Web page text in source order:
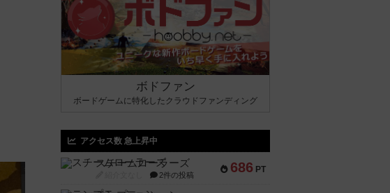
ボドファン
ボードゲームに特化したクラウドファンディング
アクセス数 急上昇中
686 PT
スチームローラーズ
2件の投稿